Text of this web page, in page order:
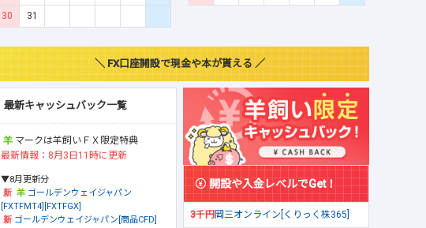
30
31
＼ FX口座開設で現金や本が貰える ／
最新キャッシュバック一覧
マークは羊飼いＦＸ限定特典
最新情報：8月3日11時に更新
▼8月更新分
ゴールデンウェイジャパン
[FXTFMT4][FXTFGX]
ゴールデンウェイジャパン[商品CFD]
開設や入金レベルでGet！
3千円岡三オンライン[くりっく株365]